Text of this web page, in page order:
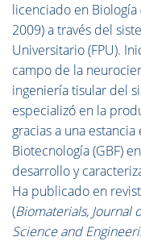
licenciado en Biología
2009) a través del
Universitario (FPU).
campo de la
ingeniería tisular del
especializó en la
gracias a una
Biotecnología (GBF)
desarrollo y
Ha publicado en
(Biomaterials, Journal
Science and